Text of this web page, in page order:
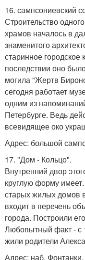
16. сампсониевский
Строительство
храмов началось в
знаменитого
старинное
последствии оно
могила "Жертв
сегодня работает
одним из
Петербурге. Ведь
всевидящее око
Адрес: большой
17. "Дом - Кольцо".
Внутренний двор
круглую форму
старых жилых домов
входит в перечень
города. Построили
Любопытный факт - с
жили родители
Адрес: наб. Фонтанки,